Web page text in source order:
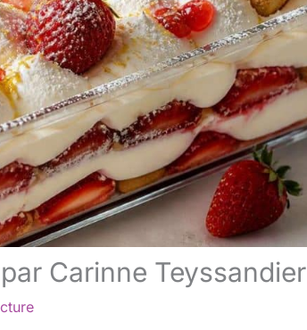
Carinne Teyssandier